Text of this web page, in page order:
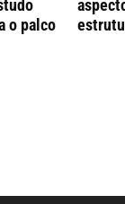
o palco